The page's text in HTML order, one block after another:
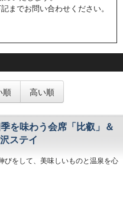
までお問い合わせください。
順 高い順
を味わう会席「比叡」＆
ステイ
びをして、美味しいものと温泉を心
プランです。